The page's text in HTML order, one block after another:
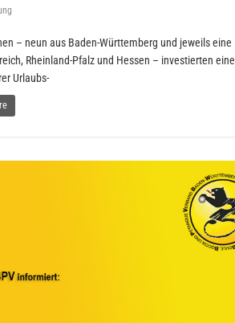
– neun aus Baden-Württemberg und jeweils eine
Rheinland-Pfalz und Hessen – investierten eine
Urlaubs-